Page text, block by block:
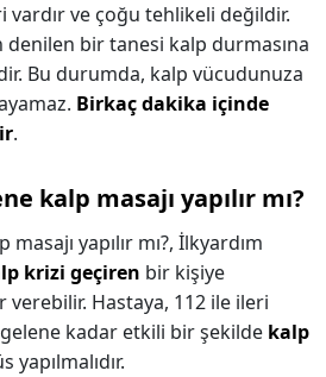
ve çoğu tehlikeli değildir.
bir tanesi kalp durmasına
Bu durumda, kalp vücudunuza
Birkaç dakika içinde
.
kalp masajı yapılır mı?
yapılır mı?, İlkyardım
krizi geçiren bir kişiye
Hastaya, 112 ile ileri
kadar etkili bir şekilde kalp